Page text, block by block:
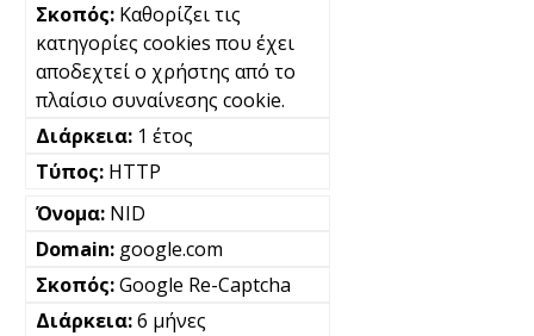
Καθορίζει τις
κατηγορίες cookies που έχει
αποδεχτεί ο χρήστης από το
πλαίσιο συναίνεσης cookie.
1 έτος
HTTP
NID
google.com
Google Re-Captcha
6 μήνες